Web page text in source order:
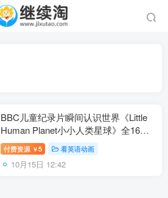
BBC儿童纪录片瞬间认识世界《Little
Human Planet小小人类星球》全16
集，标清视频带中英文字幕，百度网盘
下载！
付费资源 ￥5 看英语动画
10月15日 12:42